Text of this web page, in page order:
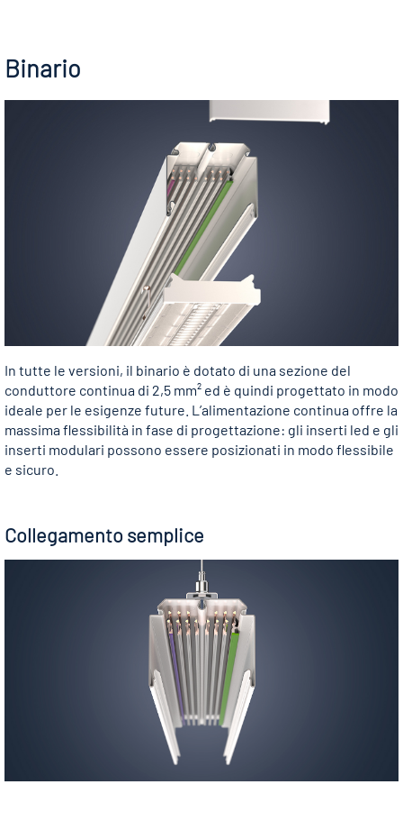
Binario
In tutte le versioni, il binario è dotato di una sezione del
conduttore continua di 2,5 mm² ed è quindi progettato in modo
ideale per le esigenze future. L’alimentazione continua offre la
massima flessibilità in fase di progettazione: gli inserti led e gli
inserti modulari possono essere posizionati in modo flessibile
e sicuro.
Collegamento semplice